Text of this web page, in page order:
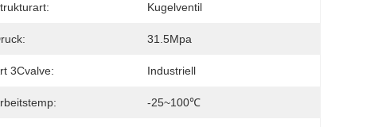
Kugelventil
31.5Mpa
3Cvalve: Industriell
-25~100℃